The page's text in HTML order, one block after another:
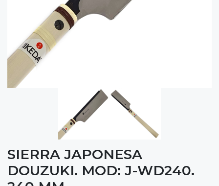
SIERRA JAPONESA
DOUZUKI. MOD: J-WD240.